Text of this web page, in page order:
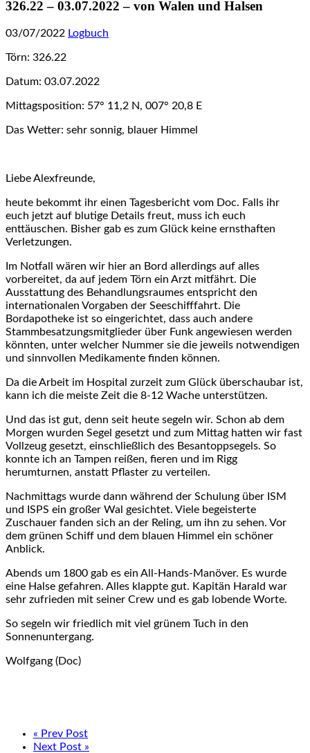
326.22 – 03.07.2022 – von Walen und Halsen
03/07/2022 Logbuch
Törn: 326.22
Datum: 03.07.2022
Mittagsposition: 57° 11,2 N, 007° 20,8 E
Das Wetter: sehr sonnig, blauer Himmel
Liebe Alexfreunde,
heute bekommt ihr einen Tagesbericht vom Doc. Falls ihr
euch jetzt auf blutige Details freut, muss ich euch
enttäuschen. Bisher gab es zum Glück keine ernsthaften
Verletzungen.
Im Notfall wären wir hier an Bord allerdings auf alles
vorbereitet, da auf jedem Törn ein Arzt mitfährt. Die
Ausstattung des Behandlungsraumes entspricht den
internationalen Vorgaben der Seeschifffahrt. Die
Bordapotheke ist so eingerichtet, dass auch andere
Stammbesatzungsmitglieder über Funk angewiesen werden
könnten, unter welcher Nummer sie die jeweils notwendigen
und sinnvollen Medikamente finden können.
Da die Arbeit im Hospital zurzeit zum Glück überschaubar ist,
kann ich die meiste Zeit die 8-12 Wache unterstützen.
Und das ist gut, denn seit heute segeln wir. Schon ab dem
Morgen wurden Segel gesetzt und zum Mittag hatten wir fast
Vollzeug gesetzt, einschließlich des Besantoppsegels. So
konnte ich an Tampen reißen, fieren und im Rigg
herumturnen, anstatt Pflaster zu verteilen.
Nachmittags wurde dann während der Schulung über ISM
und ISPS ein großer Wal gesichtet. Viele begeisterte
Zuschauer fanden sich an der Reling, um ihn zu sehen. Vor
dem grünen Schiff und dem blauen Himmel ein schöner
Anblick.
Abends um 1800 gab es ein All-Hands-Manöver. Es wurde
eine Halse gefahren. Alles klappte gut. Kapitän Harald war
sehr zufrieden mit seiner Crew und es gab lobende Worte.
So segeln wir friedlich mit viel grünem Tuch in den
Sonnenuntergang.
Wolfgang (Doc)
« Prev Post
Next Post »